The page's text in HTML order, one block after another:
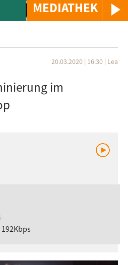
MEDIATHEK
20.03.2020 | 16:30 | Lea
im